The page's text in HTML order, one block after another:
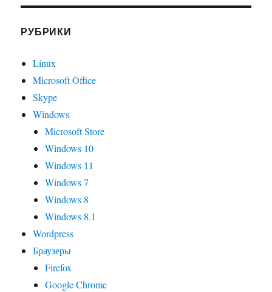
РУБРИКИ
Linux
Microsoft Office
Skype
Windows
Microsoft Store
Windows 10
Windows 11
Windows 7
Windows 8
Windows 8.1
Wordpress
Браузеры
Firefox
Google Chrome